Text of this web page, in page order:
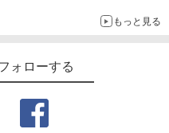
グランド・セフト・オート
【メール便】
ング1位入賞】自動タップ
Android対応 いいね/ゲ
ブ/推し活対応 (ホワイト)
ベント対象】【クレジット
定】「チェンソーマン」
レート+キャストメッセー
ブロマイド10枚セット(会
もっと見る
ォローする